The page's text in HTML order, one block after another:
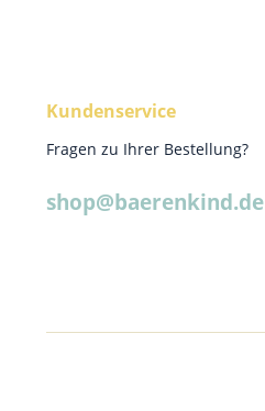
Kundenservice
Fragen zu Ihrer Bestellung?
shop@baerenkind.de